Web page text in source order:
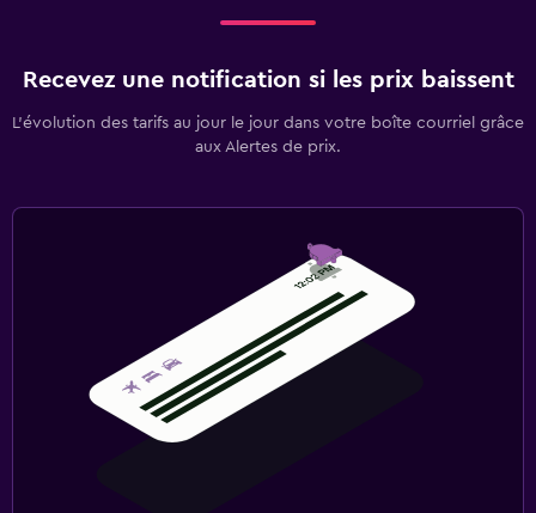
Recevez une notification si les prix baissent
L’évolution des tarifs au jour le jour dans votre boîte courriel grâce
aux Alertes de prix.